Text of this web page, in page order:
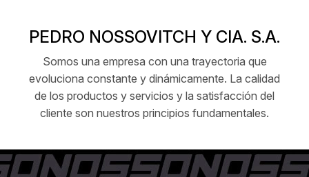
PEDRO NOSSOVITCH Y CIA. S.A.
Somos una empresa con una trayectoria que
evoluciona constante y dinámicamente. La calidad
de los productos y servicios y la satisfacción del
cliente son nuestros principios fundamentales.